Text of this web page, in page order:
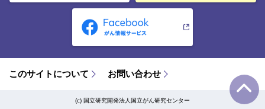
(c) 国立研究開発法人国立がん研究センター
このサイトについて お問い合わせ